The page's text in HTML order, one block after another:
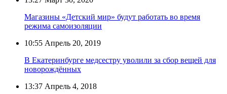
Магазины «Детский мир» будут работать во время
режима самоизоляции
10:55 Апрель 20, 2019
В Екатеринбурге медсестру уволили за сбор вещей для
новорождённых
13:37 Апрель 4, 2018